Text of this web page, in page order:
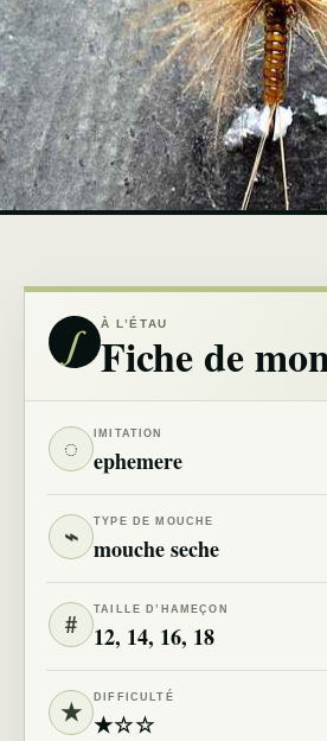
∫ À L’ÉTAU
Fiche de
◌ IMITATION
ephemere
⌁ TYPE DE MOUCHE
mouche seche
# TAILLE D’HAMEÇON
12, 14, 16, 18
★ DIFFICULTÉ
★☆☆